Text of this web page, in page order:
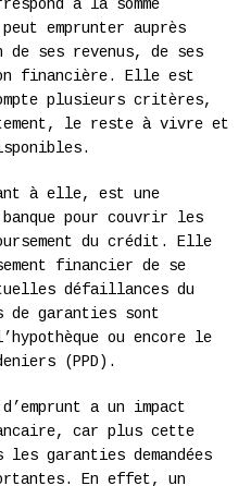
à la somme
peut emprunter auprès
de ses revenus, de ses
financière. Elle est
plusieurs critères,
le reste à vivre et
à elle, est une
pour couvrir les
du crédit. Elle
financier de se
défaillances du
de garanties sont
ou encore le
(PPD).
a un impact
car plus cette
garanties demandées
En effet, un